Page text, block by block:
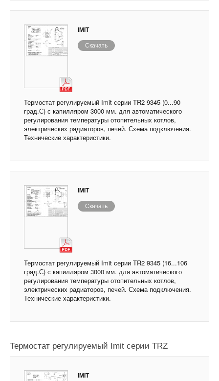
IMIT
Скачать
Термостат регулируемый Imit серии TR2 9345 (0...90
град.С) с капилляром 3000 мм. для автоматического
регулирования температуры отопительных котлов,
электрических радиаторов, печей. Схема подключения.
Технические характеристики.
IMIT
Скачать
Термостат регулируемый Imit серии TR2 9345 (16...106
град.С) с капилляром 3000 мм. для автоматического
регулирования температуры отопительных котлов,
электрических радиаторов, печей. Схема подключения.
Технические характеристики.
Термостат регулируемый Imit серии TRZ
IMIT